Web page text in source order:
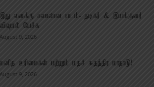
இது எனக்கு சவாலான படம்- நடிகர் & இயக்குனர்
விஷால் பேச்சு
August 9, 2026
மனித உரிமைகள் மற்றும் மதச் சுதந்திர மாநாடு!
August 9, 2026